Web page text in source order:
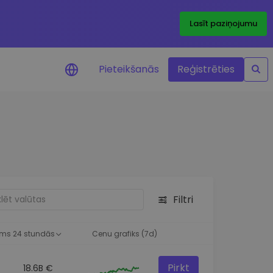
Lasīt paziņojumu
Pieteikšanās Reģistrēties
Filtri
24 stundās Cenu grafiks (7d)
18.6B € Pirkt